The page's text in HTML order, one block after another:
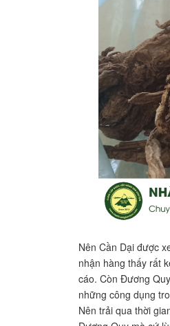
Nên Cần Dại được
nhận hàng thấy rất
cáo. Còn Đương
những công dụng
Nên trải qua thời